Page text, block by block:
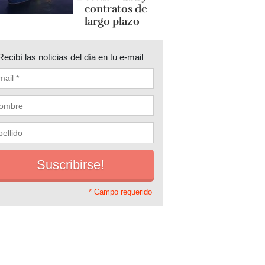
contratos de
largo plazo
las noticias del día en tu e-mail
* Campo requerido